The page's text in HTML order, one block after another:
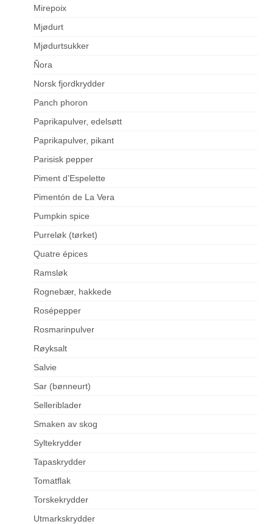
Mirepoix
Mjødurt
Mjødurtsukker
Ñora
Norsk fjordkrydder
Panch phoron
Paprikapulver, edelsøtt
Paprikapulver, pikant
Parisisk pepper
Piment d’Espelette
Pimentón de La Vera
Pumpkin spice
Purreløk (tørket)
Quatre épices
Ramsløk
Rognebær, hakkede
Rosépepper
Rosmarinpulver
Røyksalt
Salvie
Sar (bønneurt)
Selleriblader
Smaken av skog
Syltekrydder
Tapaskrydder
Tomatflak
Torskekrydder
Utmarkskrydder